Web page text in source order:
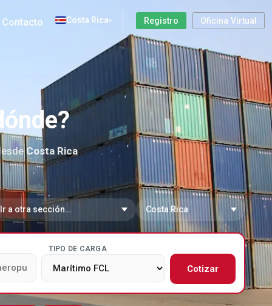
Registro Oficina Virtual
Contacto Costa Rica▾
Costa Rica
sección Cambiar de país
TIPO DE CARGA
Cotizar